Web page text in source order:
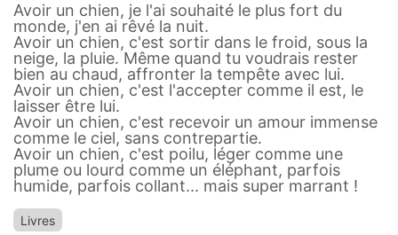
Avoir un chien, je l'ai souhaité le plus fort du
monde, j'en ai rêvé la nuit.
Avoir un chien, c'est sortir dans le froid, sous la
neige, la pluie. Même quand tu voudrais rester
bien au chaud, affronter la tempête avec lui.
Avoir un chien, c'est l'accepter comme il est, le
laisser être lui.
Avoir un chien, c'est recevoir un amour immense
comme le ciel, sans contrepartie.
Avoir un chien, c'est poilu, léger comme une
plume ou lourd comme un éléphant, parfois
humide, parfois collant... mais super marrant !
Livres